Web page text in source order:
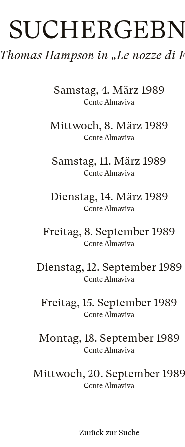
Thomas Hampson in „Le nozze di
Samstag, 4. März 1989
Conte Almaviva
Mittwoch, 8. März 1989
Conte Almaviva
Samstag, 11. März 1989
Conte Almaviva
Dienstag, 14. März 1989
Conte Almaviva
Freitag, 8. September 1989
Conte Almaviva
Dienstag, 12. September 1989
Conte Almaviva
Freitag, 15. September 1989
Conte Almaviva
Montag, 18. September 1989
Conte Almaviva
Mittwoch, 20. September 1989
Conte Almaviva
Zurück zur Suche